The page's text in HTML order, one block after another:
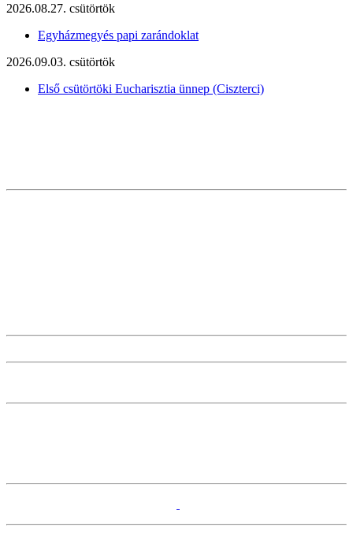
2026.08.27. csütörtök
Egyházmegyés papi zarándoklat
2026.09.03. csütörtök
Első csütörtöki Eucharisztia ünnep (Ciszterci)